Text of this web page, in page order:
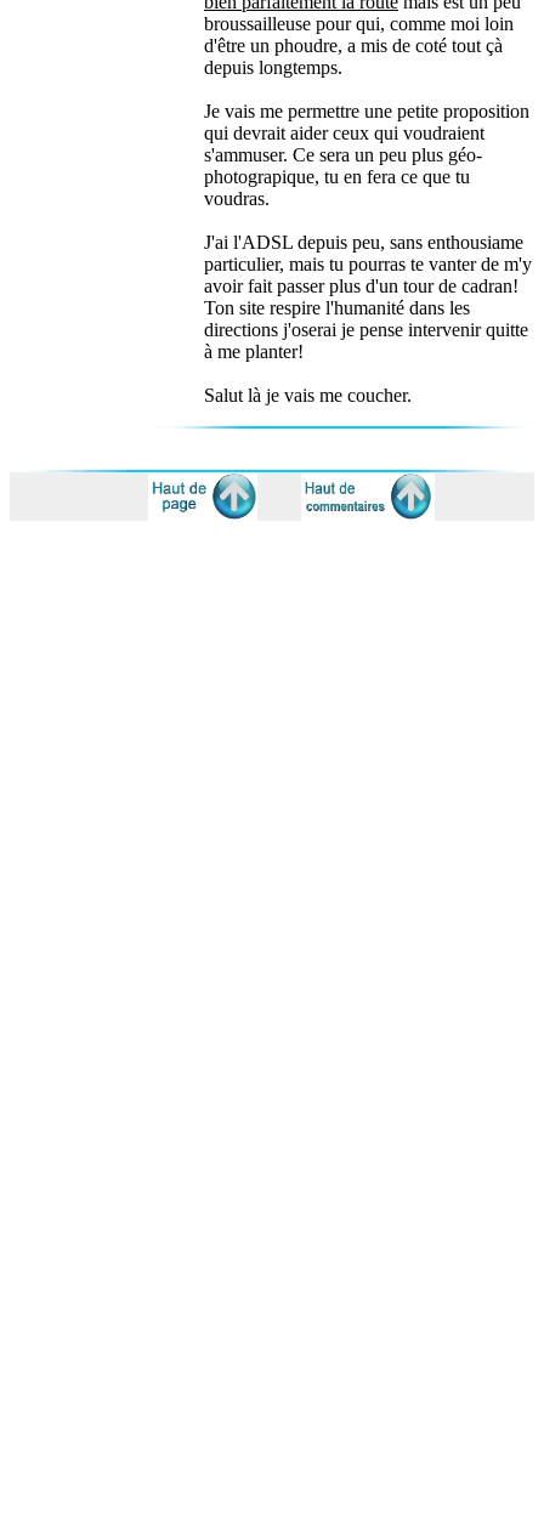
broussailleuse pour qui, comme moi loin
d'être un phoudre, a mis de coté tout çà
depuis longtemps.
Je vais me permettre une petite proposition
qui devrait aider ceux qui voudraient
s'ammuser. Ce sera un peu plus géo-
photograpique, tu en fera ce que tu
voudras.
J'ai l'ADSL depuis peu, sans enthousiame
particulier, mais tu pourras te vanter de m'y
avoir fait passer plus d'un tour de cadran!
Ton site respire l'humanité dans les
directions j'oserai je pense intervenir quitte
à me planter!
Salut là je vais me coucher.